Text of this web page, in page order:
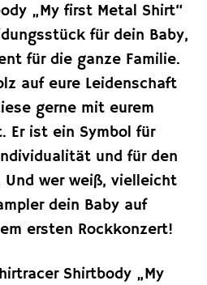
„My first Metal Shirt“
für dein Baby,
für die ganze Familie.
auf eure Leidenschaft
gerne mit eurem
Er ist ein Symbol für
und für den
Und wer weiß, vielleicht
dein Baby auf
ersten Rockkonzert!
Shirtbody „My